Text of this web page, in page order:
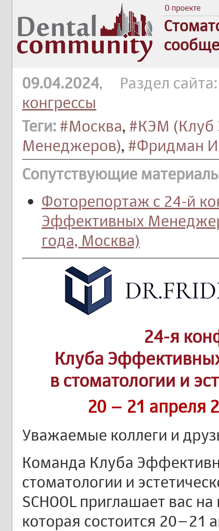
О проекте
09.04.2024, Раздел
конгрессы
Теги: #Москва, #КЭМ
Менеджеров), #Фридман
Сопутствующие
Фоторепортаж с 24-й
Эффективных
года, Москва)
24-я
Клуба
в стоматологии и
20 – 21 апреля
Уважаемые коллеги и
Команда Клуба
стоматологии и
SCHOOL приглашает вас
которая состоится 20–21